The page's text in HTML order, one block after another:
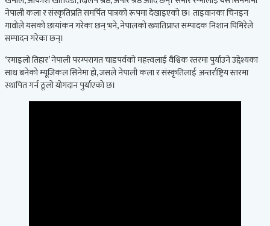
नेपाली कला र संस्कृतिप्रति समर्पित पात्रको रूपमा देखाइएको छ। ताइवानका चिनइन
गावोले यसको छायांकन गरेका छन् भने, नेपालको ख्यातिप्राप्त सम्पादक निशान घिमिरेले
सम्पादन गरेका छन्।
‘रमाइलो तिहार’ नेपाली परम्परागत चाडपर्वको महत्त्वलाई वैश्विक स्तरमा पुर्याउने उद्देश्यका
साथ बनेको म्यूजिकल सिनेमा हो, जसले नेपाली कला र संस्कृतिलाई अन्तर्राष्ट्रिय स्तरमा
स्थापित गर्न ठूलो योगदान पुर्याएको छ।